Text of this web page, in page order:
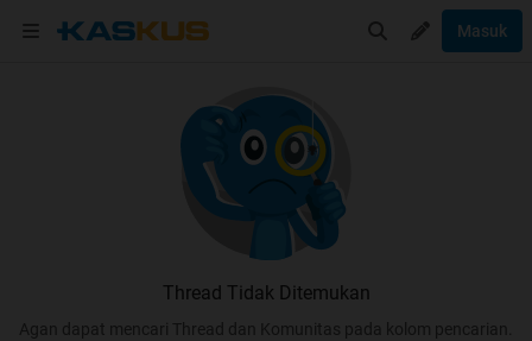
Masuk
Thread Tidak Ditemukan
Agan dapat mencari Thread dan Komunitas pada kolom pencarian.